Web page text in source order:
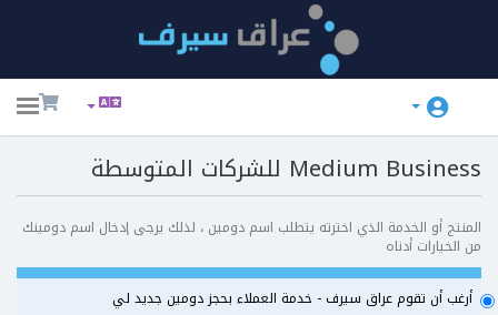
Medium Business للشركات المتوسطة
المنتج أو الخدمة الذي اخترته يتطلب اسم دومين ، لذلك يرجى إدخال اسم دومينك
من الخيارات أدناه
أرغب أن تقوم عراق سيرف - خدمة العملاء بحجز دومين جديد لي